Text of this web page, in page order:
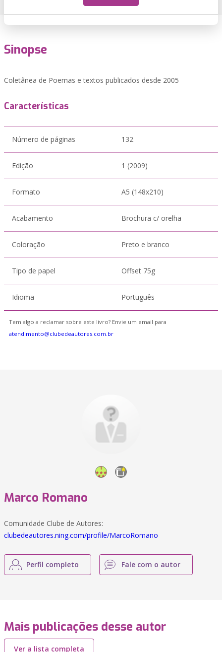
Sinopse
Coletânea de Poemas e textos publicados desde 2005
Características
Número de páginas 132
Edição 1 (2009)
Formato A5 (148x210)
Acabamento Brochura c/ orelha
Coloração Preto e branco
Tipo de papel Offset 75g
Idioma Português
Tem algo a reclamar sobre este livro? Envie um email para
atendimento@clubedeautores.com.br
Marco Romano
Comunidade Clube de Autores:
clubedeautores.ning.com/profile/MarcoRomano
Perfil completo Fale com o autor
Mais publicações desse autor
Ver a lista completa